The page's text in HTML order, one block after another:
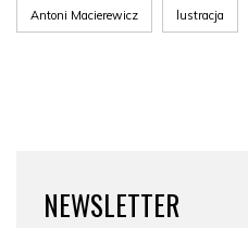
Antoni Macierewicz lustracja
NEWSLETTER